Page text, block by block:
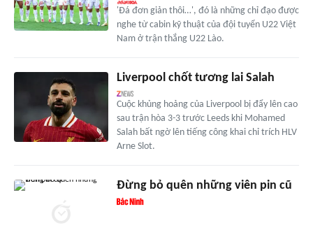
'Đá đơn giản thôi…', đó là những chỉ đạo được
nghe từ cabin kỹ thuật của đội tuyển U22 Việt
Nam ở trận thắng U22 Lào.
Liverpool chốt tương lai Salah
Cuộc khủng hoảng của Liverpool bị đẩy lên cao
sau trận hòa 3-3 trước Leeds khi Mohamed
Salah bất ngờ lên tiếng công khai chỉ trích HLV
Arne Slot.
Đừng bỏ quên những viên pin cũ